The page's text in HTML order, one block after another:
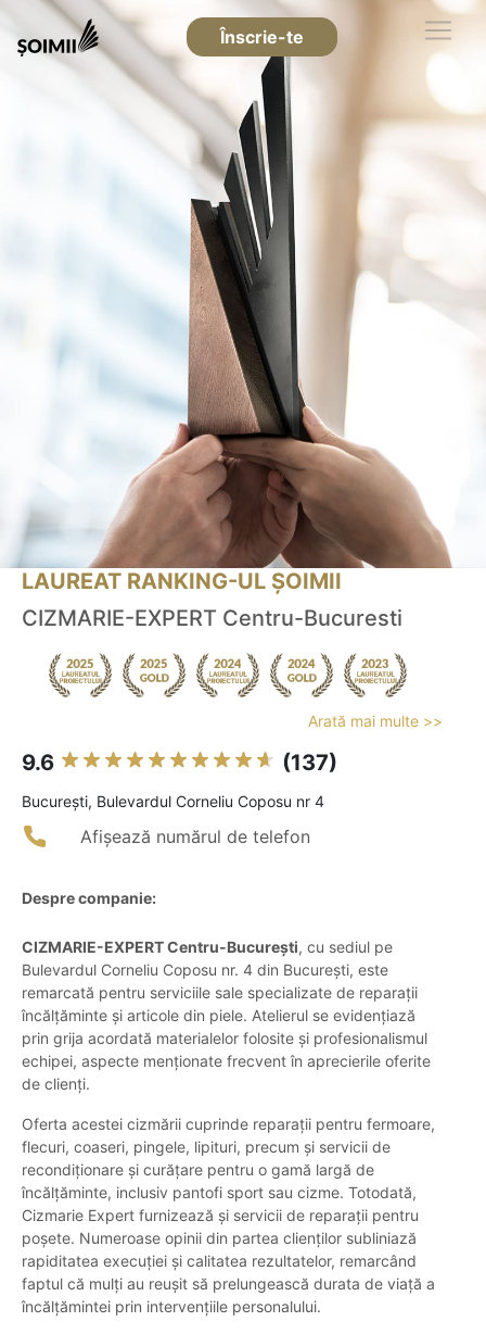
Înscrie-te
LAUREAT RANKING-UL ȘOIMII
CIZMARIE-EXPERT Centru-Bucuresti
Arată mai multe >>
9.6 (137)
Bucureşti, Bulevardul Corneliu Coposu nr 4
Afișează numărul de telefon
Despre companie:
CIZMARIE-EXPERT Centru-București, cu sediul pe
Bulevardul Corneliu Coposu nr. 4 din București, este
remarcată pentru serviciile sale specializate de reparații
încălțăminte și articole din piele. Atelierul se evidențiază
prin grija acordată materialelor folosite și profesionalismul
echipei, aspecte menționate frecvent în aprecierile oferite
de clienți.
Oferta acestei cizmării cuprinde reparații pentru fermoare,
flecuri, coaseri, pingele, lipituri, precum și servicii de
recondiționare și curățare pentru o gamă largă de
încălțăminte, inclusiv pantofi sport sau cizme. Totodată,
Cizmarie Expert furnizează și servicii de reparații pentru
poșete. Numeroase opinii din partea clienților subliniază
rapiditatea execuției și calitatea rezultatelor, remarcând
faptul că mulți au reușit să prelungească durata de viață a
încălțămintei prin intervențiile personalului.